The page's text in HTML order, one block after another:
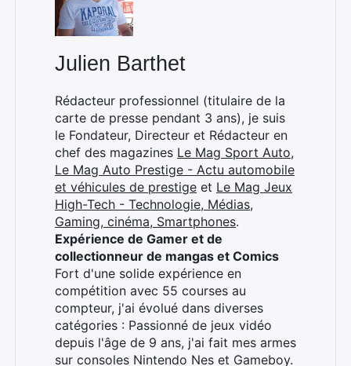
Julien Barthet
Rédacteur professionnel (titulaire de la
carte de presse pendant 3 ans), je suis
le Fondateur, Directeur et Rédacteur en
chef des magazines Le Mag Sport Auto,
Le Mag Auto Prestige - Actu automobile
et véhicules de prestige et Le Mag Jeux
High-Tech - Technologie, Médias,
Gaming, cinéma, Smartphones.
Expérience de Gamer et de
collectionneur de mangas et Comics
Fort d'une solide expérience en
compétition avec 55 courses au
compteur, j'ai évolué dans diverses
catégories : Passionné de jeux vidéo
depuis l'âge de 9 ans, j'ai fait mes armes
sur consoles Nintendo Nes et Gameboy.